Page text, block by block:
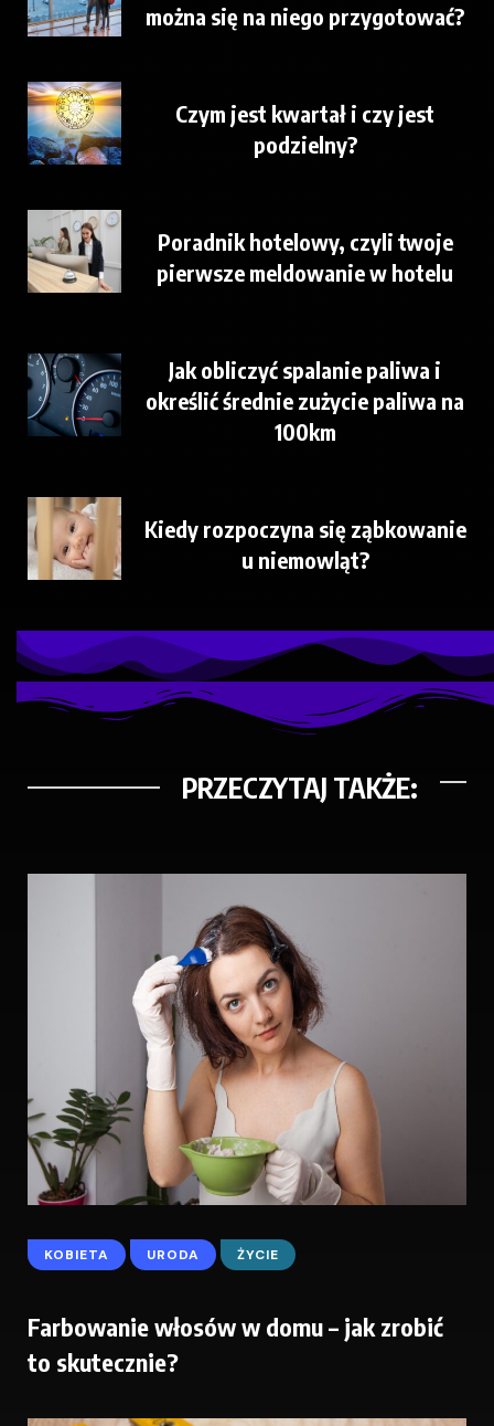
można się na niego przygotować?
Czym jest kwartał i czy jest
podzielny?
Poradnik hotelowy, czyli twoje
pierwsze meldowanie w hotelu
Jak obliczyć spalanie paliwa i
określić średnie zużycie paliwa na
100km
Kiedy rozpoczyna się ząbkowanie
u niemowląt?
PRZECZYTAJ TAKŻE:
KOBIETA URODA ŻYCIE
Farbowanie włosów w domu – jak zrobić
to skutecznie?